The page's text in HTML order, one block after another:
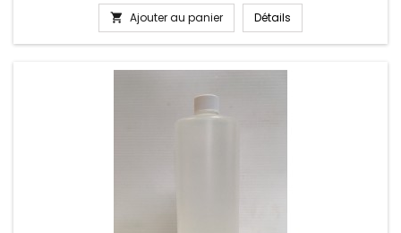
 Ajouter au panier Détails